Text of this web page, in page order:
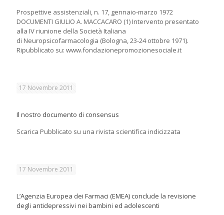
Prospettive assistenziali, n. 17, gennaio-marzo 1972
DOCUMENTI GIULIO A. MACCACARO (1) Intervento presentato
alla IV riunione della Società Italiana
di Neuropsicofarmacologia (Bologna, 23-24 ottobre 1971).
Ripubblicato su: www.fondazionepromozionesociale.it
17 Novembre 2011
Il nostro documento di consensus
Scarica Pubblicato su una rivista scientifica indicizzata
17 Novembre 2011
L’Agenzia Europea dei Farmaci (EMEA) conclude la revisione
degli antidepressivi nei bambini ed adolescenti